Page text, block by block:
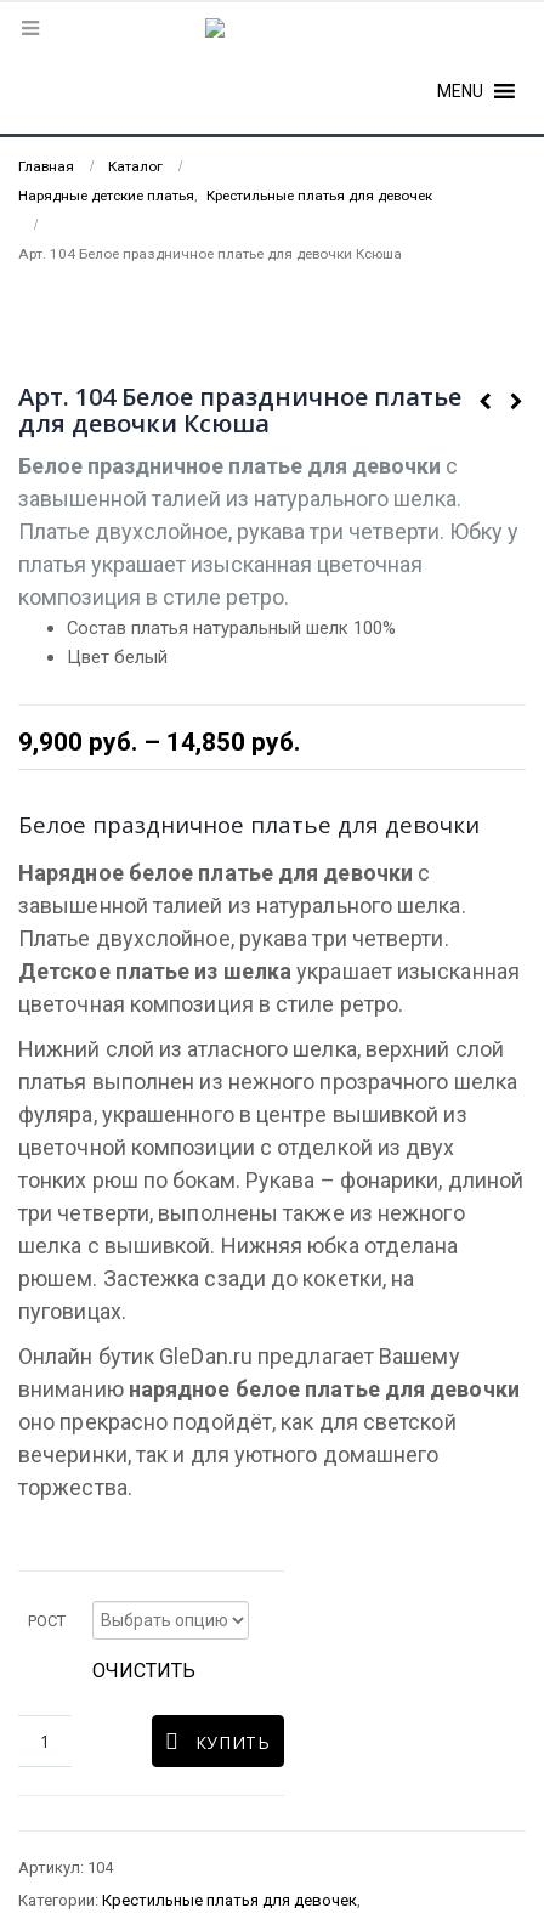
MENU
Главная
Каталог
Нарядные детские платья, Крестильные платья для девочек
Арт. 104 Белое праздничное платье для девочки Ксюша
Арт. 104 Белое праздничное платье
для девочки Ксюша
Белое праздничное платье для девочки с
завышенной талией из натурального шелка.
Платье двухслойное, рукава три четверти. Юбку у
платья украшает изысканная цветочная
композиция в стиле ретро.
Состав платья натуральный шелк 100%
Цвет белый
9,900 руб. – 14,850 руб.
Белое праздничное платье для девочки
Нарядное белое платье для девочки с
завышенной талией из натурального шелка.
Платье двухслойное, рукава три четверти.
Детское платье из шелка украшает изысканная
цветочная композиция в стиле ретро.
Нижний слой из атласного шелка, верхний слой
платья выполнен из нежного прозрачного шелка
фуляра, украшенного в центре вышивкой из
цветочной композиции с отделкой из двух
тонких рюш по бокам. Рукава – фонарики, длиной
три четверти, выполнены также из нежного
шелка с вышивкой. Нижняя юбка отделана
рюшем. Застежка сзади до кокетки, на
пуговицах.
Онлайн бутик GleDan.ru предлагает Вашему
вниманию нарядное белое платье для девочки
оно прекрасно подойдёт, как для светской
вечеринки, так и для уютного домашнего
торжества.
РОСТ
ОЧИСТИТЬ
КУПИТЬ
Артикул: 104
Категории: Крестильные платья для девочек